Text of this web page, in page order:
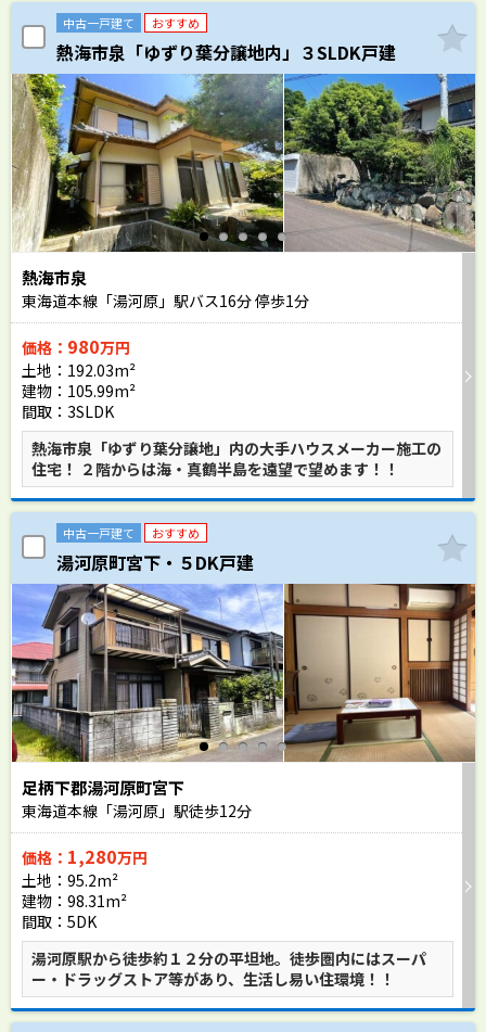
中古一戸建て おすすめ
熱海市泉「ゆずり葉分譲地内」３SLDK戸建
熱海市泉
東海道本線「湯河原」駅バス16分 停歩1分
価格： 980万円
土地：192.03m²
建物：105.99m²
間取：3SLDK
熱海市泉「ゆずり葉分譲地」内の大手ハウスメーカー施工の
住宅！ ２階からは海・真鶴半島を遠望で望めます！！
中古一戸建て おすすめ
湯河原町宮下・５DK戸建
足柄下郡湯河原町宮下
東海道本線「湯河原」駅徒歩12分
価格： 1,280万円
土地：95.2m²
建物：98.31m²
間取：5DK
湯河原駅から徒歩約１２分の平坦地。徒歩圏内にはスーパ
ー・ドラッグストア等があり、生活し易い住環境！！